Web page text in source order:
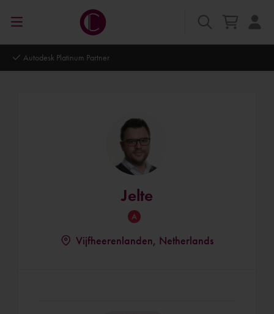
Autodesk Platinum Partner
Jelte
Vijfheerenlanden, Netherlands